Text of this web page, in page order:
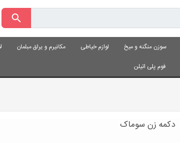
سوزن منگنه و میخ لوازم خیاطی مکانیرم و یراق مبلمان
فوم پلی اتیلن
دکمه زن سوماک